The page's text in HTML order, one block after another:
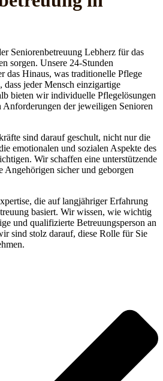
Seniorenbetreuung Lebherz für das
sorgen. Unsere 24-Stunden
das Hinaus, was traditionelle Pflege
dass jeder Mensch einzigartige
bieten wir individuelle Pflegelösungen
Anforderungen der jeweiligen Senioren
sind darauf geschult, nicht nur die
emotionalen und sozialen Aspekte des
Wir schaffen eine unterstützende
Angehörigen sicher und geborgen
die auf langjähriger Erfahrung
basiert. Wir wissen, wie wichtig
und qualifizierte Betreuungsperson an
sind stolz darauf, diese Rolle für Sie